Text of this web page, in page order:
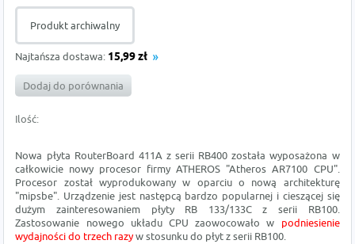
Produkt archiwalny
Najtańsza dostawa: 15,99 zł
Dodaj do porównania
Ilość:
Nowa płyta RouterBoard 411A z serii RB400 została wyposażona w
całkowicie nowy procesor firmy ATHEROS "Atheros AR7100 CPU".
Procesor został wyprodukowany w oparciu o nową architekturę
"mipsbe". Urządzenie jest następcą bardzo popularnej i cieszącej się
dużym zainteresowaniem płyty RB 133/133C z serii RB100.
Zastosowanie nowego układu CPU zaowocowało w podniesienie
wydajności do trzech razyw stosunku do płyt z serii RB100.